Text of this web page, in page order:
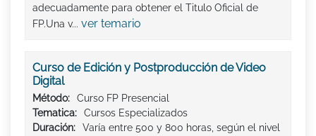
adecuadamente para obtener el Titulo Oficial de
FP.Una v... ver temario
Curso de Edición y Postproducción de Video
Digital
Método:
Curso FP Presencial
Tematica:
Cursos Especializados
Duración:
Varía entre 500 y 800 horas, según el nivel